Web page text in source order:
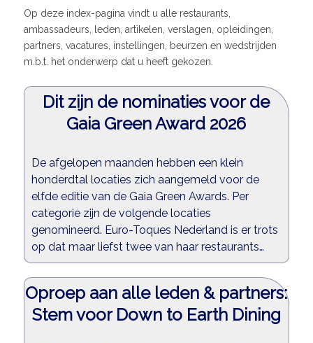
Op deze index-pagina vindt u alle restaurants,
ambassadeurs, leden, artikelen, verslagen, opleidingen,
partners, vacatures, instellingen, beurzen en wedstrijden
m.b.t. het onderwerp dat u heeft gekozen.
Dit zijn de nominaties voor de
Gaia Green Award 2026
De afgelopen maanden hebben een klein
honderdtal locaties zich aangemeld voor de
elfde editie van de Gaia Green Awards. Per
categorie zijn de volgende locaties
genomineerd. Euro-Toques Nederland is er trots
op dat maar liefst twee van haar restaurants…
Oproep aan alle leden & partners:
Stem voor Down to Earth Dining